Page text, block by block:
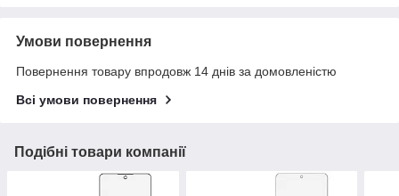
Умови повернення
Повернення товару впродовж 14 днів за домовленістю
Всі умови повернення
Подібні товари компанії